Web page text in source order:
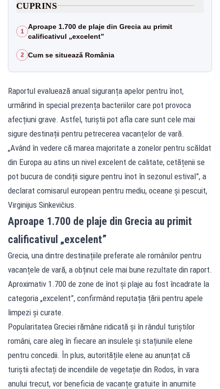
CUPRINS
1
Aproape 1.700 de plaje din Grecia au primit
calificativul „excelent”
2 Cum se situează România
Raportul evaluează anual siguranța apelor pentru înot,
urmărind în special prezența bacteriilor care pot provoca
afecțiuni grave. Astfel, turiștii pot afla care sunt cele mai
sigure destinații pentru petrecerea vacanțelor de vară.
„Având în vedere că marea majoritate a zonelor pentru scăldat
din Europa au atins un nivel excelent de calitate, cetățenii se
pot bucura de condiții sigure pentru înot în sezonul estival”, a
declarat comisarul european pentru mediu, oceane și pescuit,
Virginijus Sinkevičius.
Aproape 1.700 de plaje din Grecia au primit
calificativul „excelent”
Grecia, una dintre destinațiile preferate ale românilor pentru
vacanțele de vară, a obținut cele mai bune rezultate din raport.
Aproximativ 1.700 de zone de înot și plaje au fost încadrate la
categoria „excelent”, confirmând reputația țării pentru apele
limpezi și curate.
Popularitatea Greciei rămâne ridicată și în rândul turiștilor
români, care aleg în fiecare an insulele și stațiunile elene
pentru concedii. În plus, autoritățile elene au anunțat că
turiștii afectați de incendiile de vegetație din Rodos, în vara
anului trecut, vor beneficia de vacanțe gratuite în anumite